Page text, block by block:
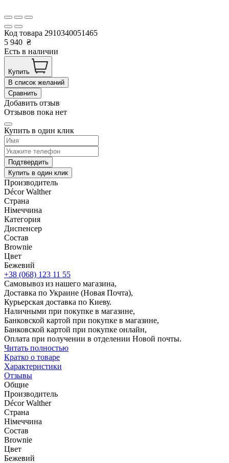
Код товара 2910340051465
5 940 ₴
Есть в наличии
Купить
В список желаний
Сравнить
Добавить отзыв
Отзывов пока нет
Купить в один клик
Подтвердить
Купить в один клик
Производитель
Décor Walther
Страна
Німеччина
Категория
Диспенсер
Состав
Brownie
Цвет
Бежевий
+38 (068) 123 11 55
Самовывоз из нашего магазина,
Доставка по Украине (Новая Почта),
Курьерская доставка по Киеву.
Наличными при покупке в магазине,
Банковской картой при покупке в магазине,
Банковской картой при покупке онлайн,
Оплата при получении в отделении Новой почты.
Читать полностью
Кратко о товаре
Характеристики
Отзывы
Общие
Производитель
Décor Walther
Страна
Німеччина
Состав
Brownie
Цвет
Бежевий